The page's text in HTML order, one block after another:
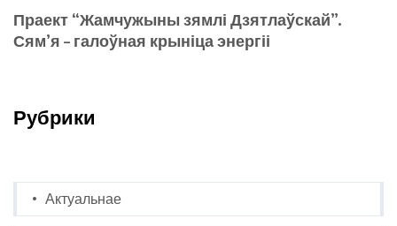
Праект “Жамчужыны зямлі Дзятлаўскай”.
Сям’я – галоўная крыніца энергіі
Рубрики
Актуальнае